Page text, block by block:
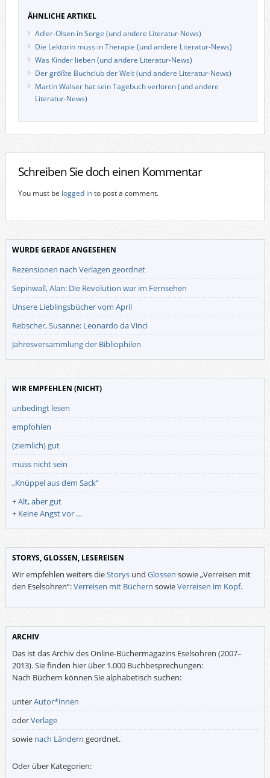
ÄHNLICHE ARTIKEL
Adler-Olsen in Sorge (und andere Literatur-News)
Die Lektorin muss in Therapie (und andere Literatur-News)
Was Kinder lieben (und andere Literatur-News)
Der größte Buchclub der Welt (und andere Literatur-News)
Martin Walser hat sein Tagebuch verloren (und andere
Literatur-News)
Schreiben Sie doch einen Kommentar
You must be logged into post a comment.
WURDE GERADE ANGESEHEN
Rezensionen nach Verlagen geordnet
Sepinwall, Alan: Die Revolution war im Fernsehen
Unsere Lieblingsbücher vom April
Rebscher, Susanne: Leonardo da Vinci
Jahresversammlung der Bibliophilen
WIR EMPFEHLEN (NICHT)
unbedingt lesen
empfohlen
(ziemlich) gut
muss nicht sein
„Knüppel aus dem Sack“
+Alt, aber gut
+ Keine Angst vor …
STORYS, GLOSSEN, LESEREISEN
Wir empfehlen weiters dieStorysund Glossen sowie „Verreisen mit
den Eselsohren“:Verreisen mit Büchern sowieVerreisen im Kopf.
ARCHIV
Das ist das Archiv des Online-Büchermagazins Eselsohren (2007–
2013). Sie finden hier über 1.000 Buchbesprechungen:
Nach Büchern können Sie alphabetisch suchen:
unterAutor*innen
oderVerlage
sowie nach Ländern geordnet.
Oder über Kategorien: